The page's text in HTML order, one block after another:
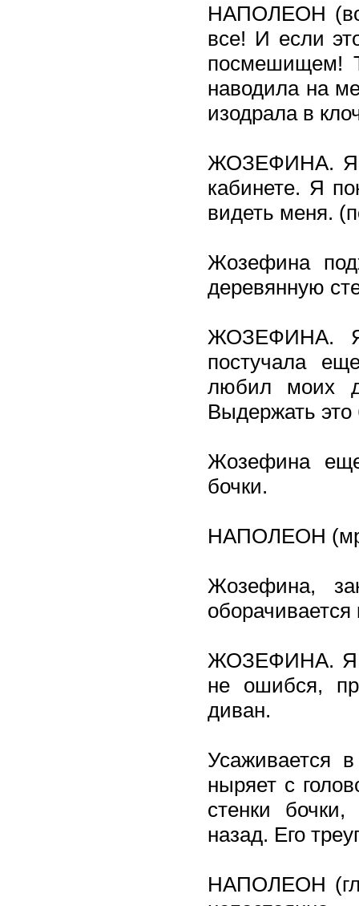
НАПОЛЕОН
все! И если
посмешищем!
наводила на
изодрала в
ЖОЗЕФИНА. Я
кабинете. Я
видеть меня.
Жозефина
деревянную
ЖОЗЕФИНА. Я
постучала
любил моих
Выдержать
Жозефина
бочки.
НАПОЛЕОН
Жозефина,
оборачивается
ЖОЗЕФИНА. Я
не ошибся,
диван.
Усаживается
ныряет с
стенки
назад. Его
НАПОЛЕОН